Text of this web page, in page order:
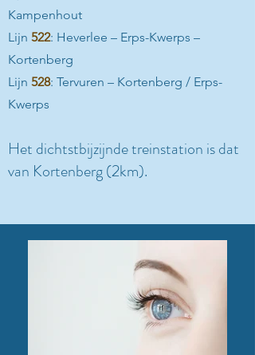
Kampenhout
Lijn 522: Heverlee – Erps-Kwerps –
Kortenberg
Lijn 528: Tervuren – Kortenberg / Erps-
Kwerps
Het dichtstbijzijnde treinstation is dat
van Kortenberg (2km).